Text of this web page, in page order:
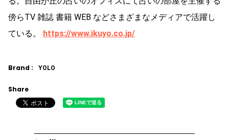
傍らTV 雑誌 書籍 WEB などさまざまなメディアで活躍し
ている。 https://www.ikuyo.co.jp/
Brand : YOLO
Share